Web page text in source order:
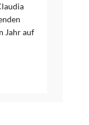
Jahr auf